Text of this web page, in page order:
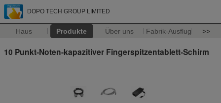
DOPO TECH GROUP LIMITED
Haus Produkte Über uns Fabrik-Ausflug >>
10 Punkt-Noten-kapazitiver Fingerspitzentablett-Schirm